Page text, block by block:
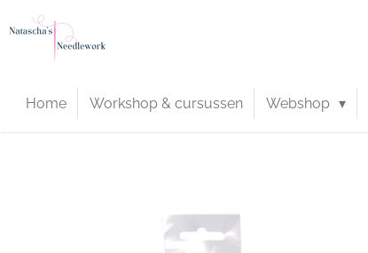
Home Workshop & cursussen Webshop